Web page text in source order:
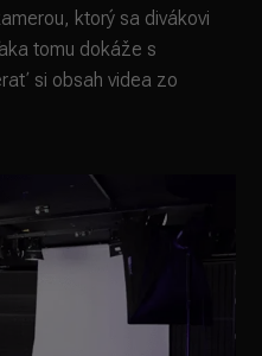
ktorý sa divákovi
tomu dokáže s
si obsah videa zo